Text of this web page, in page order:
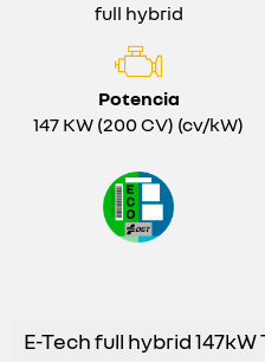
full hybrid
Potencia
147 KW (200 CV) (cv/kW)
E-Tech full hybrid 147kW